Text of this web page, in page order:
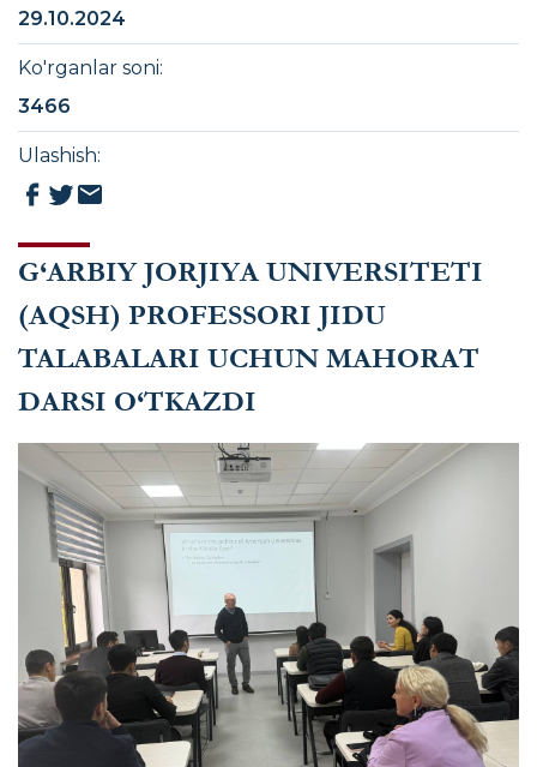
G‘ARBIY JORJIYA UNIVERSITETI
(AQSH) PROFESSORI JIDU
TALABALARI UCHUN MAHORAT
DARSI O‘TKAZDI
29.10.2024
Ko'rganlar soni:
3466
Ulashish: